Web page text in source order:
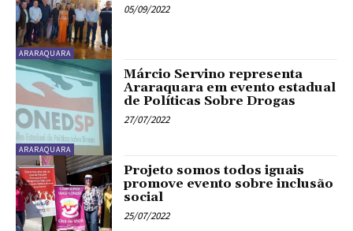
ARARAQUARA
05/09/2022
ARARAQUARA
Márcio Servino representa
Araraquara em evento estadual
de Políticas Sobre Drogas
27/07/2022
Projeto somos todos iguais
promove evento sobre inclusão
social
25/07/2022